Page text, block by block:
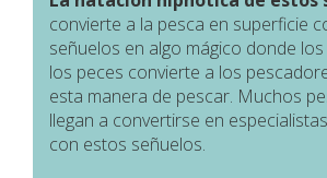
convierte a la pesca en superficie
señuelos en algo mágico donde
los peces convierte a los
esta manera de pescar. Muchos
llegan a convertirse en
con estos señuelos.